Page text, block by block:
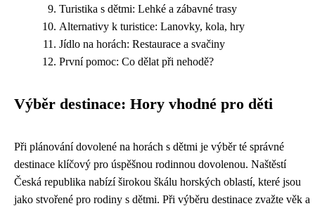
Turistika s dětmi: Lehké a zábavné trasy
Alternativy k turistice: Lanovky, kola, hry
Jídlo na horách: Restaurace a svačiny
První pomoc: Co dělat při nehodě?
Výběr destinace: Hory vhodné pro děti
Při plánování dovolené na horách s dětmi je výběr té správné
destinace klíčový pro úspěšnou rodinnou dovolenou. Naštěstí
Česká republika nabízí širokou škálu horských oblastí, které jsou
jako stvořené pro rodiny s dětmi. Při výběru destinace zvažte věk a